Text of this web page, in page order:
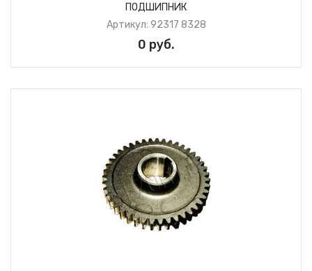
ПОДШИПНИК
Артикул: 92317 8328
0 руб.